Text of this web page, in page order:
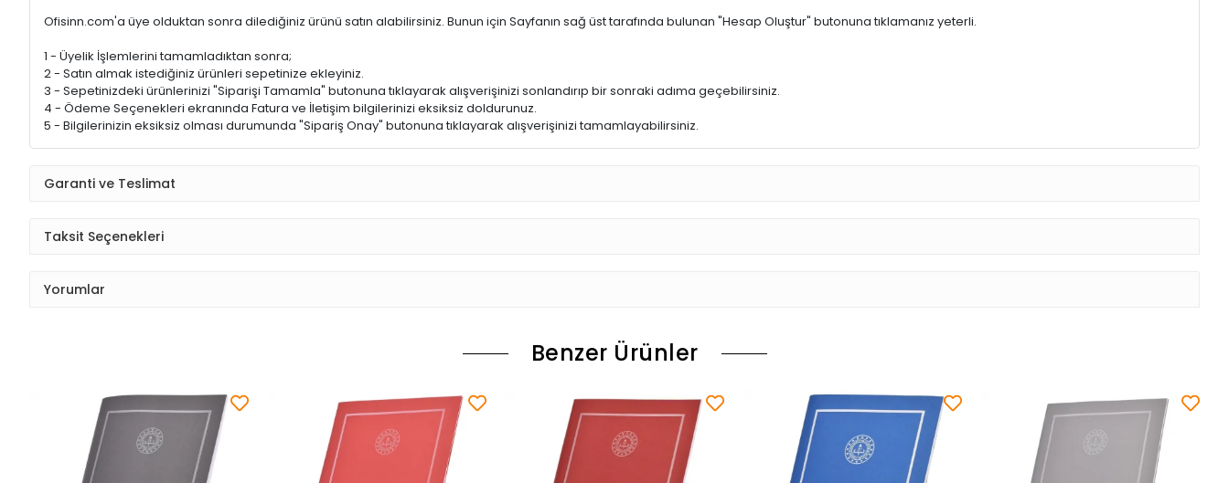
Ofisinn.com'a üye olduktan sonra dilediğiniz ürünü satın alabilirsiniz. Bunun için Sayfanın sağ üst tarafında bulunan "Hesap Oluştur" butonuna tıklamanız yeterli.
1 - Üyelik İşlemlerini tamamladıktan sonra;
2 - Satın almak istediğiniz ürünleri sepetinize ekleyiniz.
3 - Sepetinizdeki ürünlerinizi "Siparişi Tamamla" butonuna tıklayarak alışverişinizi sonlandırıp bir sonraki adıma geçebilirsiniz.
4 - Ödeme Seçenekleri ekranında Fatura ve İletişim bilgilerinizi eksiksiz doldurunuz.
5 - Bilgilerinizin eksiksiz olması durumunda "Sipariş Onay" butonuna tıklayarak alışverişinizi tamamlayabilirsiniz.
Garanti ve Teslimat
Taksit Seçenekleri
Yorumlar
Benzer Ürünler